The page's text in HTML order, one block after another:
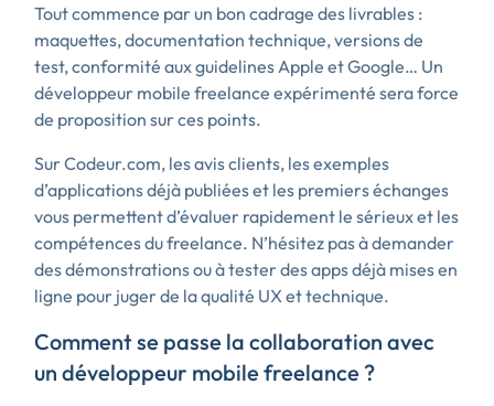
Tout commence par un bon cadrage des livrables :
maquettes, documentation technique, versions de
test, conformité aux guidelines Apple et Google… Un
développeur mobile freelance expérimenté sera force
de proposition sur ces points.
Sur Codeur.com, les avis clients, les exemples
d’applications déjà publiées et les premiers échanges
vous permettent d’évaluer rapidement le sérieux et les
compétences du freelance. N’hésitez pas à demander
des démonstrations ou à tester des apps déjà mises en
ligne pour juger de la qualité UX et technique.
Comment se passe la collaboration avec
un développeur mobile freelance ?